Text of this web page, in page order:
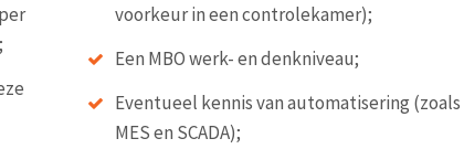
voorkeur in een controlekamer);
Een MBO werk- en denkniveau;
Eventueel kennis van automatisering (zoals
MES en SCADA);